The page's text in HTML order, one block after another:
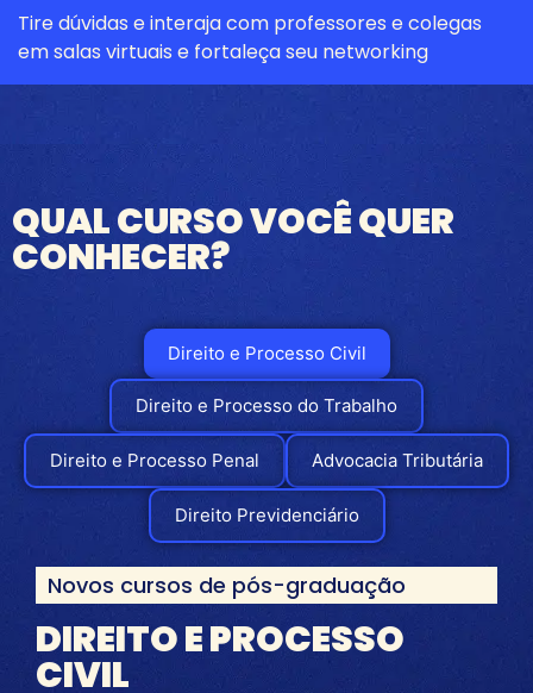
Tire dúvidas e interaja com professores e colegas
em salas virtuais e fortaleça seu networking
QUAL CURSO VOCÊ QUER
CONHECER?
Direito e Processo Civil
Direito e Processo do Trabalho
Direito e Processo Penal Advocacia Tributária
Direito Previdenciário
Novos cursos de pós-graduação
DIREITO E PROCESSO
CIVIL